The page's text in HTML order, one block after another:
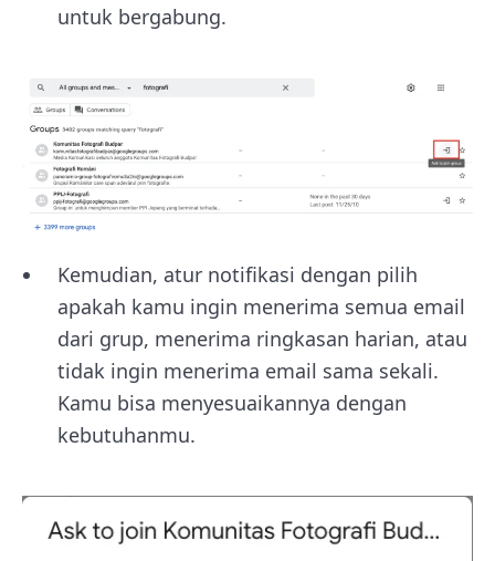
untuk bergabung.
Kemudian, atur notifikasi dengan pilih
apakah kamu ingin menerima semua email
dari grup, menerima ringkasan harian, atau
tidak ingin menerima email sama sekali.
Kamu bisa menyesuaikannya dengan
kebutuhanmu.